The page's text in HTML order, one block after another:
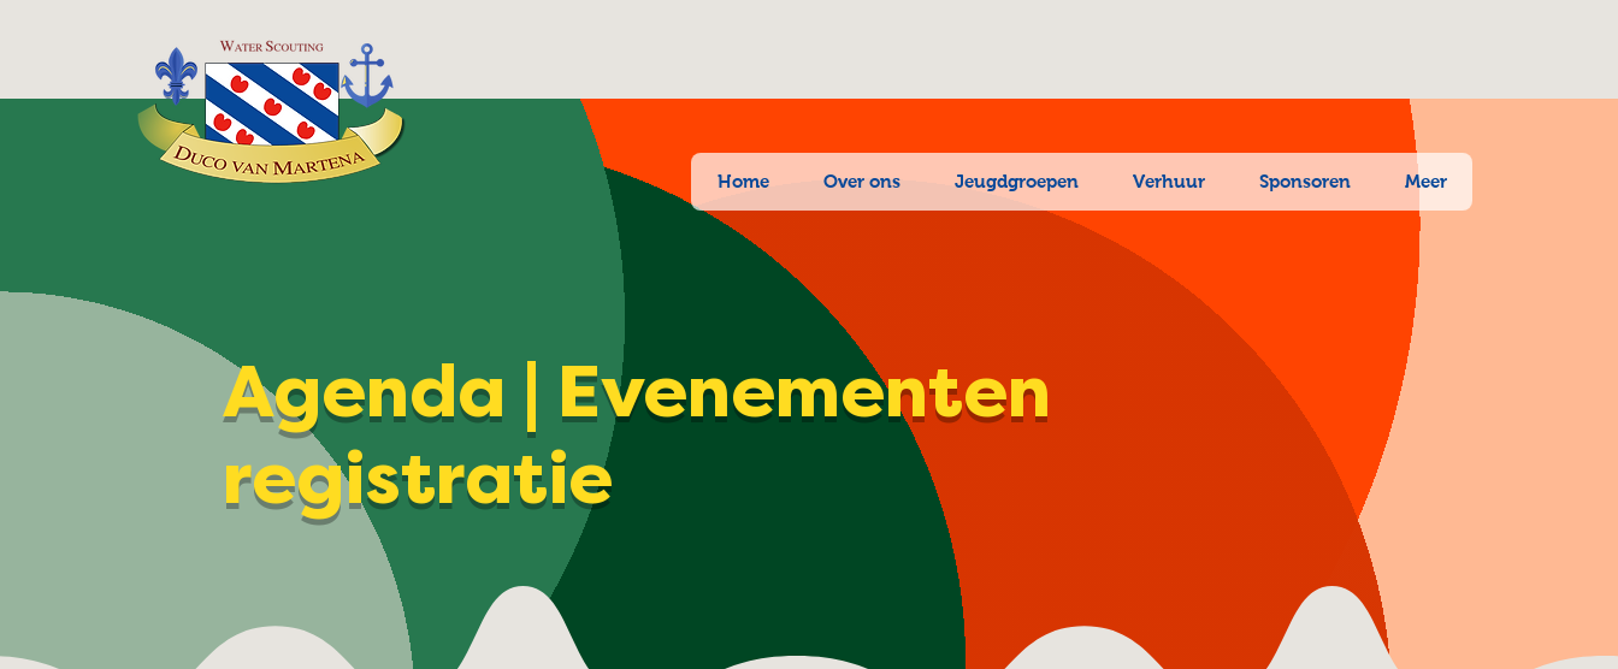
Home Over ons Jeugdgroepen Verhuur Sponsoren Meer
Agenda | Evenementen
registratie